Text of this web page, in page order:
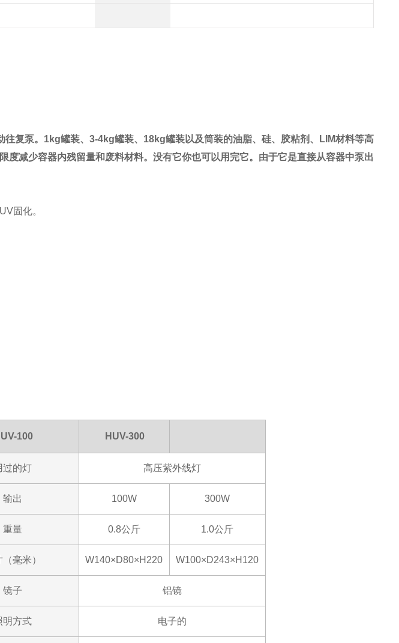
往复泵。 1kg罐装、3-4kg罐装、18kg罐装以及筒装的油脂、硅、胶粘剂、LIM材料等高
度减少容器内残留量和废料材料。没有它你也可以用完它。 由于它是直接从容器中泵出
固化。
100 HUV-300
过的灯 高压紫外线灯
输出 100W 300W
重量 0.8公斤 1.0公斤
（毫米） W140×D80×H220 W100×D243×H120
镜子 铝镜
明方式 电子的